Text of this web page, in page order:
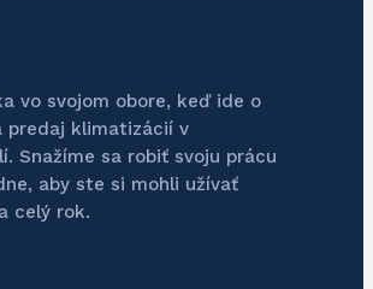
vo svojom obore, keď ide o
predaj klimatizácií v
Snažíme sa robiť svoju prácu
aby ste si mohli užívať
celý rok.